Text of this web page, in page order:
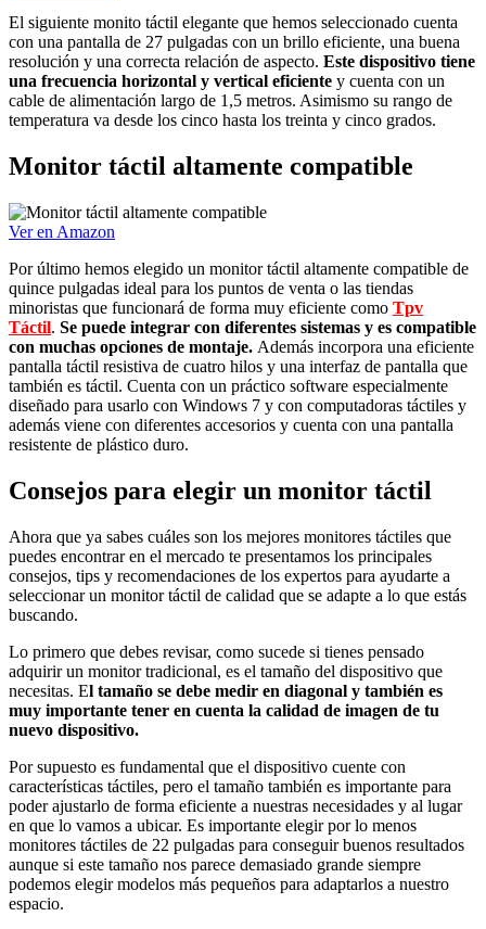
El siguiente monito táctil elegante que hemos seleccionado cuenta
con una pantalla de 27 pulgadas con un brillo eficiente, una buena
resolución y una correcta relación de aspecto. Este dispositivo tiene
una frecuencia horizontal y vertical eficiente y cuenta con un
cable de alimentación largo de 1,5 metros. Asimismo su rango de
temperatura va desde los cinco hasta los treinta y cinco grados.
Monitor táctil altamente compatible
Ver en Amazon
Por último hemos elegido un monitor táctil altamente compatible de
quince pulgadas ideal para los puntos de venta o las tiendas
minoristas que funcionará de forma muy eficiente como Tpv
Táctil. Se puede integrar con diferentes sistemas y es compatible
con muchas opciones de montaje. Además incorpora una eficiente
pantalla táctil resistiva de cuatro hilos y una interfaz de pantalla que
también es táctil. Cuenta con un práctico software especialmente
diseñado para usarlo con Windows 7 y con computadoras táctiles y
además viene con diferentes accesorios y cuenta con una pantalla
resistente de plástico duro.
Consejos para elegir un monitor táctil
Ahora que ya sabes cuáles son los mejores monitores táctiles que
puedes encontrar en el mercado te presentamos los principales
consejos, tips y recomendaciones de los expertos para ayudarte a
seleccionar un monitor táctil de calidad que se adapte a lo que estás
buscando.
Lo primero que debes revisar, como sucede si tienes pensado
adquirir un monitor tradicional, es el tamaño del dispositivo que
necesitas. El tamaño se debe medir en diagonal y también es
muy importante tener en cuenta la calidad de imagen de tu
nuevo dispositivo.
Por supuesto es fundamental que el dispositivo cuente con
características táctiles, pero el tamaño también es importante para
poder ajustarlo de forma eficiente a nuestras necesidades y al lugar
en que lo vamos a ubicar. Es importante elegir por lo menos
monitores táctiles de 22 pulgadas para conseguir buenos resultados
aunque si este tamaño nos parece demasiado grande siempre
podemos elegir modelos más pequeños para adaptarlos a nuestro
espacio.